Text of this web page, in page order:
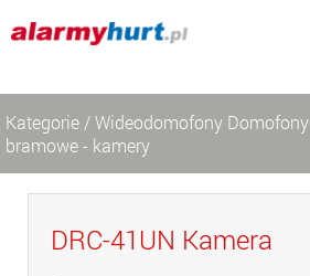
Kategorie /Wideodomofony Domofony
bramowe - kamery
DRC-41UN Kamera